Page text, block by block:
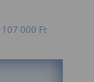
107 000 Ft